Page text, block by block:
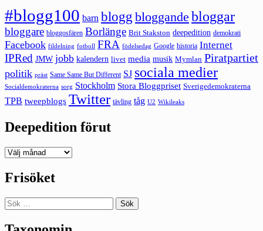
#blogg100 barn blogg bloggande bloggar
bloggare bloggosfären Borlänge Brit Stakston deepedition demokrati
Facebook fildelning fotboll FRA födelsedag Google historia Internet
IPRed JMW jobb kalendern livet media musik Mymlan Piratpartiet
politik präst Same Same But Different SJ sociala medier
Socialdemokraterna sorg Stockholm Stora Bloggpriset Sverigedemokraterna
TPB tweepblogs Twitter tävling tåg U2 Wikileaks
Deepedition förut
Deepedition
Frisöket
Sök
efter: